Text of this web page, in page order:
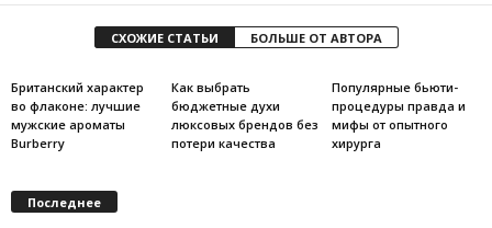
СХОЖИЕ СТАТЬИ БОЛЬШЕ ОТ АВТОРА
Британский характер
во флаконе: лучшие
мужские ароматы
Burberry
Как выбрать
бюджетные духи
люксовых брендов без
потери качества
Популярные бьюти-
процедуры правда и
мифы от опытного
хирурга
Последнее